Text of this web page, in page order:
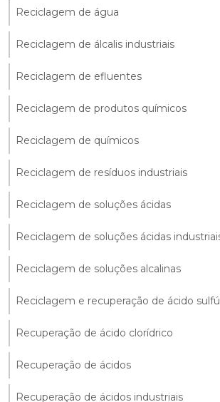
Reciclagem de água
Reciclagem de álcalis industriais
Reciclagem de efluentes
Reciclagem de produtos químicos
Reciclagem de químicos
Reciclagem de resíduos industriais
Reciclagem de soluções ácidas
Reciclagem de soluções ácidas
Reciclagem de soluções alcalinas
Reciclagem e recuperação de ácido
Recuperação de ácido clorídrico
Recuperação de ácidos
Recuperação de ácidos industriais